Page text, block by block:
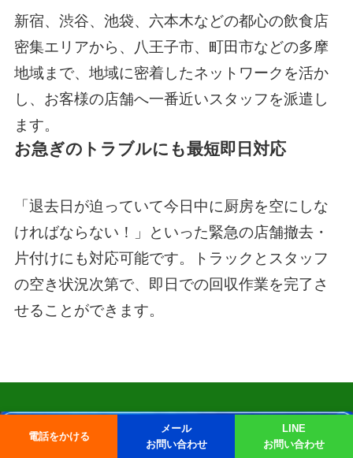
新宿、渋谷、池袋、六本木などの都心の飲食店
密集エリアから、八王子市、町田市などの多摩
地域まで、地域に密着したネットワークを活か
し、お客様の店舗へ一番近いスタッフを派遣し
ます。
お急ぎのトラブルにも最短即日対応
「退去日が迫っていて今日中に厨房を空にしな
ければならない！」といった緊急の店舗撤去・
片付けにも対応可能です。トラックとスタッフ
の空き状況次第で、即日での回収作業を完了さ
せることができます。
電話をかける
メール
お問い合わせ
LINE
お問い合わせ